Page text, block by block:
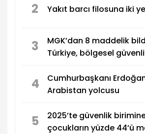
2 Yakıt barcı filosuna iki
3
MGK’dan 8 maddelik
Türkiye, bölgesel
4
Cumhurbaşkanı
Arabistan yolcusu
5
2025’te güvenlik
çocukların yüzde 44’ü